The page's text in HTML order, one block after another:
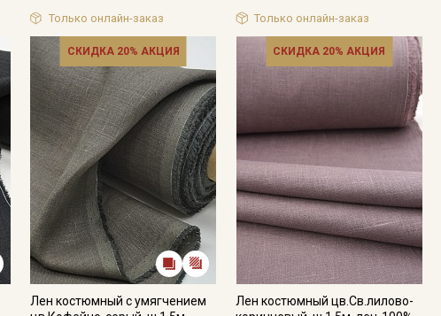
Только онлайн-заказ Только онлайн-заказ
СКИДКА 20% АКЦИЯ
Лен костюмный с умягчением
СКИДКА 20% АКЦИЯ
Лен костюмный цв.Св.лилово-